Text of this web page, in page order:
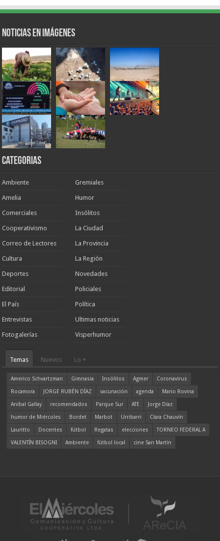
Noticias en Imágenes
Categorias
Ambiente
Amelia
Comerciales
Cooperativismo
Correo de Lectores
Cultura
Deportes
Editorial
El País
Entrevistas
Fotogalerías
Gremiales
Humor
Insólitos
La Ciudad
La Provincia
La Región
Novedades
Policiales
Política
Ultimas noticias
Visperhumor
Temas Nuevos Lo +
Americo Schvartzman Gimnasia Insólitos Agmer
Coronavirus
Rocamora
JORGE RUBÉN DÍAZ vacunación agenda
Mario Rovina
Aníbal Gallay
recomendados Parque Sur ATE
Jorge Díaz
humor de Miércoles
Bordet Marbot Urribarri
Clara Chauvín
Lauritto
Docentes fútbol Regatas elecciones
TORNEO FEDERAL A
VALENTÍN BISOGNI
Ambiente fútbol local cine San Martín